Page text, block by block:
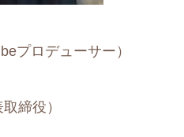
プロデューサー）
締役）